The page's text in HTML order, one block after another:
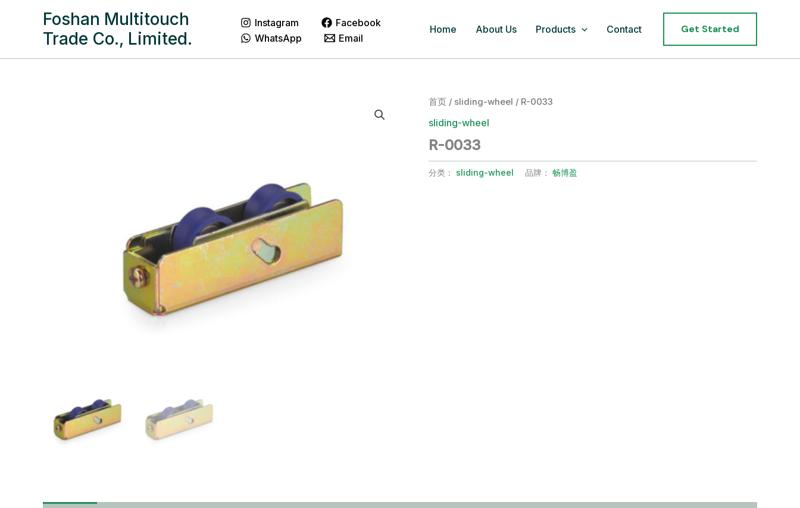
Foshan Multitouch
Trade Co., Limited.
Instagram
Facebook
WhatsApp
Email
Home About Us Products Contact Get Started
首页 / sliding-wheel / R-0033
sliding-wheel
R-0033
分类： sliding-wheel 品牌： 畅博盈